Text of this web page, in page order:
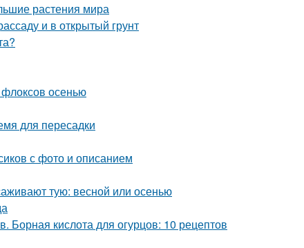
растения мира
и в открытый грунт
осенью
для пересадки
с фото и описанием
тую: весной или осенью
кислота для огурцов: 10 рецептов